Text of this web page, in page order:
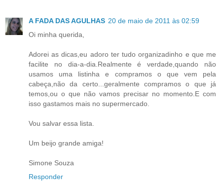
A FADA DAS AGULHAS 20 de maio de 2011 às 02:59
Oi minha querida,
Adorei as dicas,eu adoro ter tudo organizadinho e que me
facilite no dia-a-dia.Realmente é verdade,quando não
usamos uma listinha e compramos o que vem pela
cabeça,não da certo...geralmente compramos o que já
temos,ou o que não vamos precisar no momento.E com
isso gastamos mais no supermercado.
Vou salvar essa lista.
Um beijo grande amiga!
Simone Souza
Responder